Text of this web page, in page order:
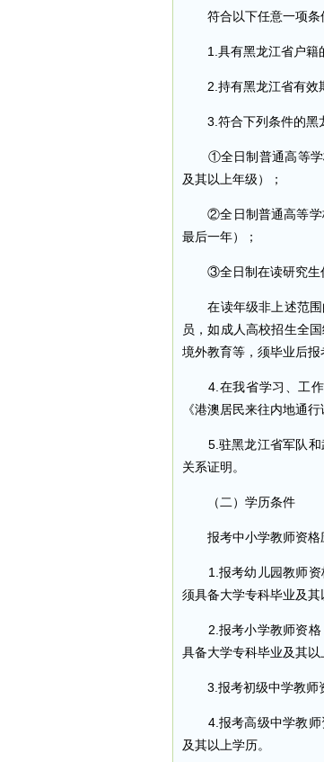
符合以下任意一项条
1.具有黑龙江省户籍
2.持有黑龙江省有效
3.符合下列条件的黑龙
①全日制普通高等学校
及其以上年级）；
②全日制普通高等学校
最后一年）；
③全日制在读研究生
在读年级非上述范围
员，如成人高校招生全
境外教育等，须毕业后报
4.在我省学习、工作
《港澳居民来往内地通
5.驻黑龙江省军队和
关系证明。
（二）学历条件
报考中小学教师资格
1.报考幼儿园教师资
须具备大学专科毕业及其
2.报考小学教师资格
具备大学专科毕业及其以
3.报考初级中学教师资
4.报考高级中学教师
及其以上学历。